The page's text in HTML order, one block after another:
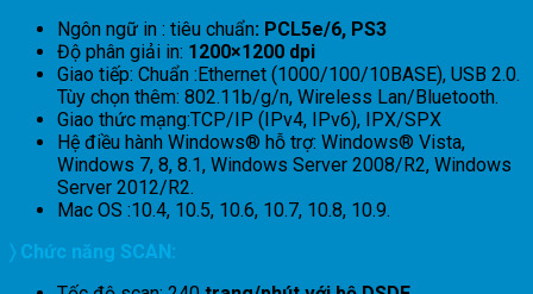
Ngôn ngữ in : tiêu chuẩn: PCL5e/6, PS3
Độ phân giải in: 1200×1200 dpi
Giao tiếp: Chuẩn :Ethernet (1000/100/10BASE), USB 2.0.
Tùy chọn thêm: 802.11b/g/n, Wireless Lan/Bluetooth.
Giao thức mạng:TCP/IP (IPv4, IPv6), IPX/SPX
Hệ điều hành Windows® hỗ trợ: Windows® Vista,
Windows 7, 8, 8.1, Windows Server 2008/R2, Windows
Server 2012/R2.
Mac OS :10.4, 10.5, 10.6, 10.7, 10.8, 10.9.
〉 Chức năng SCAN: